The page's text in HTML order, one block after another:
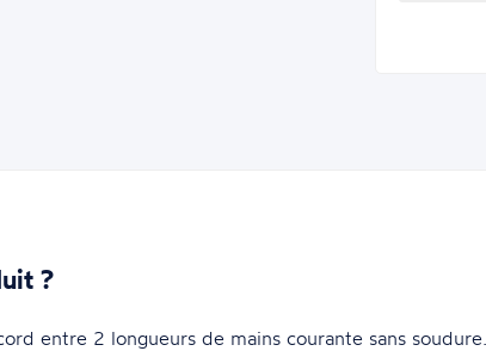
?
entre 2 longueurs de mains courante sans soudure.